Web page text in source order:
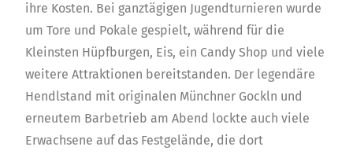
ihre Kosten. Bei ganztägigen Jugendturnieren wurde
um Tore und Pokale gespielt, während für die
Kleinsten Hüpfburgen, Eis, ein Candy Shop und viele
weitere Attraktionen bereitstanden. Der legendäre
Hendlstand mit originalen Münchner Gockln und
erneutem Barbetrieb am Abend lockte auch viele
Erwachsene auf das Festgelände, die dort